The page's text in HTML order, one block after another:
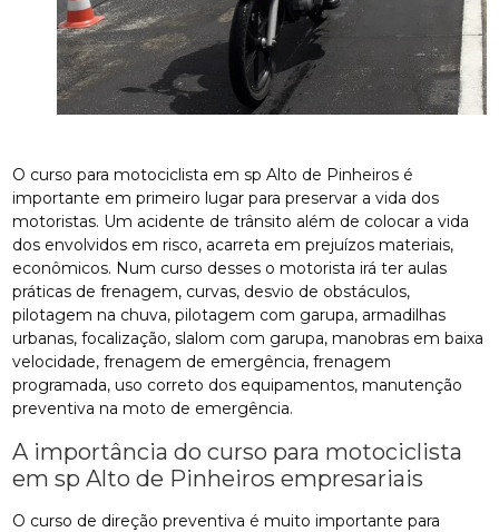
O curso para motociclista em sp Alto de Pinheiros é
importante em primeiro lugar para preservar a vida dos
motoristas. Um acidente de trânsito além de colocar a vida
dos envolvidos em risco, acarreta em prejuízos materiais,
econômicos. Num curso desses o motorista irá ter aulas
práticas de frenagem, curvas, desvio de obstáculos,
pilotagem na chuva, pilotagem com garupa, armadilhas
urbanas, focalização, slalom com garupa, manobras em baixa
velocidade, frenagem de emergência, frenagem
programada, uso correto dos equipamentos, manutenção
preventiva na moto de emergência.
A importância do curso para motociclista
em sp Alto de Pinheiros empresariais
O curso de direção preventiva é muito importante para